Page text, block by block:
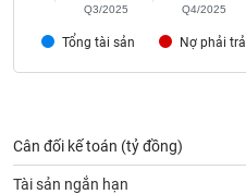
Tổng tài sản Nợ phải trả
Q3/2025 Q4/2025
Cân đối kế toán (tỷ đồng)
Tài sản ngắn hạn
tài
chính